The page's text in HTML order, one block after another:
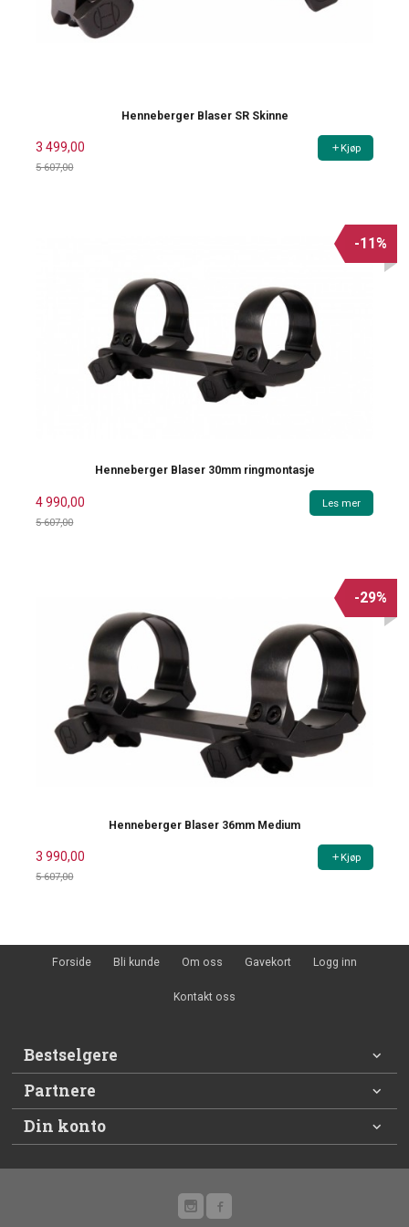
Henneberger Blaser SR Skinne
3 499,00
5 607,00
Kjøp
Henneberger Blaser 30mm ringmontasje
4 990,00
5 607,00
-11%
Les mer
Henneberger Blaser 36mm Medium
3 990,00
5 607,00
-29%
Kjøp
Forside Bli kunde Om oss Gavekort Logg inn
Kontakt oss
Bestselgere
Partnere
Din konto